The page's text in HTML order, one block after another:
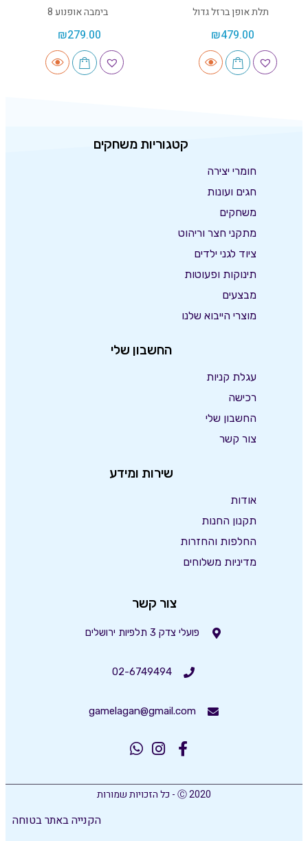
תלת אופן ברזל גדול
₪479.00
בימבה אופנוע 8
₪279.00
קטגוריות משחקים
חומרי יצירה
חגים ועונות
משחקים
מתקני חצר וריהוט
ציוד לגני ילדים
תינוקות ופעוטות
מבצעים
מוצרי הייבוא שלנו
החשבון שלי
עגלת קניות
רכישה
החשבון שלי
צור קשר
שירות ומידע
אודות
תקנון החנות
החלפות והחזרות
מדיניות משלוחים
צור קשר
פועלי צדק 3 תלפיות ירושלים
02-6749494
gamelagan@gmail.com
Ⓒ 2020 - כל הזכויות שמורות
הקנייה באתר בטוחה